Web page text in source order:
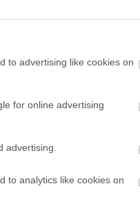
to advertising like cookies on
for online advertising
advertising.
to analytics like cookies on
A